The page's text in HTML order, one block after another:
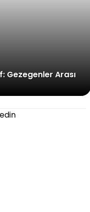
Gezegenler Arası